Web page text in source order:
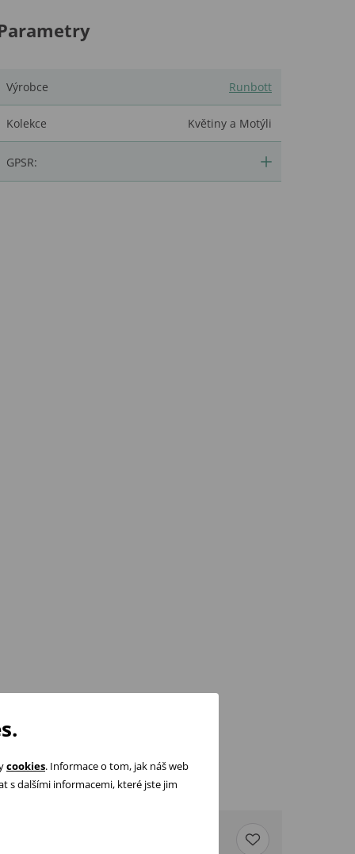
Výrobce Runbott
Kolekce Květiny a Motýli
GPSR:
cookies. Informace o tom, jak náš web
s dalšími informacemi, které jste jim